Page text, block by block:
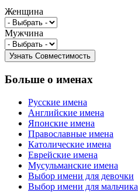
Женщина
Мужчина
Больше о именах
Русские имена
Английские имена
Японские имена
Православные имена
Католические имена
Еврейские имена
Мусульманские имена
Выбор имени для девочки
Выбор имени для мальчика